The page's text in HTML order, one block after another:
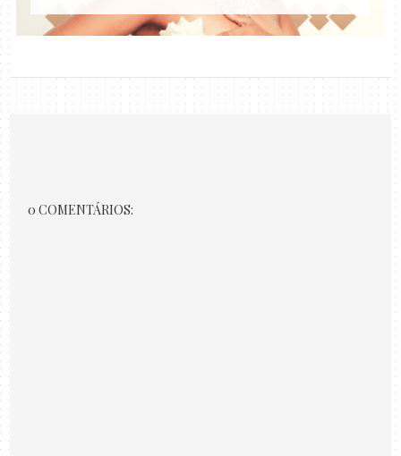
0 COMENTÁRIOS: